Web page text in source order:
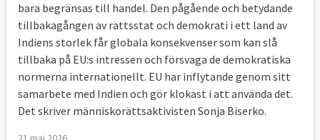
bara begränsas till handel. Den pågående och betydande
tillbakagången av rättsstat och demokrati i ett land av
Indiens storlek får globala konsekvenser som kan slå
tillbaka på EU:s intressen och försvaga de demokratiska
normerna internationellt. EU har inflytande genom sitt
samarbete med Indien och gör klokast i att använda det.
Det skriver människorättsaktivisten Sonja Biserko.